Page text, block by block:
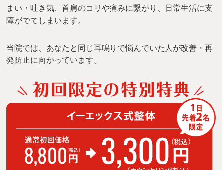
まい・吐き気、首肩のコリや痛みに繋がり、日常生活に支
障がでてしまいます。
当院では、あなたと同じ耳鳴りで悩んでいた人が改善・再
発防止に向かっています。